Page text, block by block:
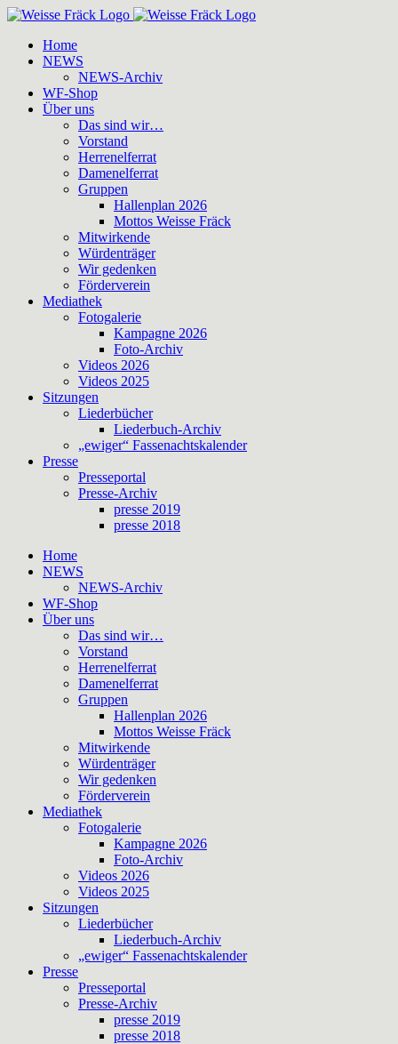
Zum
springenHome
NEWS
NEWS-Archiv
WF-Shop
Über uns
Das sind wir…
Vorstand
Herrenelferrat
Damenelferrat
Gruppen
Hallenplan 2026
Mottos Weisse Fräck
Mitwirkende
Würdenträger
Wir gedenken
Förderverein
Mediathek
Fotogalerie
Kampagne 2026
Foto-Archiv
Videos 2026
Videos 2025
Sitzungen
Liederbücher
Liederbuch-Archiv
„ewiger“ Fassenachtskalender
Presse
Presseportal
Presse-Archiv
presse 2019
presse 2018
Home
NEWS
NEWS-Archiv
WF-Shop
Über uns
Das sind wir…
Vorstand
Herrenelferrat
Damenelferrat
Gruppen
Hallenplan 2026
Mottos Weisse Fräck
Mitwirkende
Würdenträger
Wir gedenken
Förderverein
Mediathek
Fotogalerie
Kampagne 2026
Foto-Archiv
Videos 2026
Videos 2025
Sitzungen
Liederbücher
Liederbuch-Archiv
„ewiger“ Fassenachtskalender
Presse
Presseportal
Presse-Archiv
presse 2019
presse 2018